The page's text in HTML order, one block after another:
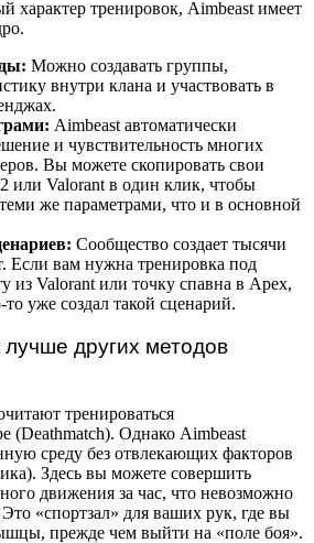
характер тренировок, Aimbeast имеет
Можно создавать группы,
внутри клана и участвовать в
Aimbeast автоматически
и чувствительность многих
Вы можете скопировать свои
или Valorant в один клик, чтобы
же параметрами, что и в основной
Сообщество создает тысячи
Если вам нужна тренировка под
из Valorant или точку спавна в Apex,
то уже создал такой сценарий.
других методов
тренироваться
(Deathmatch). Однако Aimbeast
среду без отвлекающих факторов
Здесь вы можете совершить
движения за час, что невозможно
«спортзал» для ваших рук, где вы
прежде чем выйти на «поле боя».